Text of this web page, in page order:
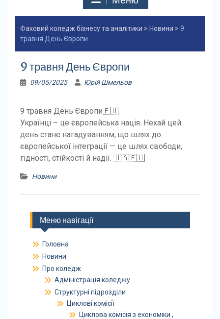
Фаховий коледж бізнесу та аналітики > Новини > 9
травня День Європи
9 травня День Європи
09/05/2025 Юрій Шмельов
9 травня День Європи🇪🇺.
Українці – це європейська нація. Нехай цей
день стане нагадуванням, що шлях до
європейської інтеграції — це шлях свободи,
гідності, стійкості й надії. 🇺🇦🇪🇺
Новини
Меню навігації
Головна
Новини
Про коледж
Адміністрація коледжу
Структурні підрозділи
Циклові комісії
Циклова комісія з економіки ,